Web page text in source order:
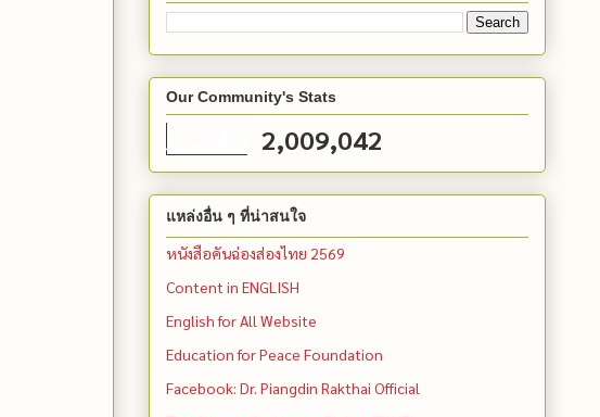
Our Community's Stats
2,009,042
แหล่งอื่น ๆ ที่น่าสนใจ
หนังสือคันฉ่องส่องไทย 2569
Content in ENGLISH
English for All Website
Education for Peace Foundation
Facebook: Dr. Piangdin Rakthai Official